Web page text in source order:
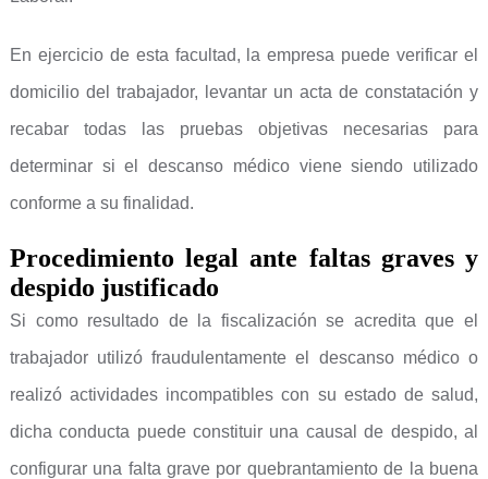
En ejercicio de esta facultad, la empresa puede verificar el
domicilio del trabajador, levantar un acta de constatación y
recabar todas las pruebas objetivas necesarias para
determinar si el descanso médico viene siendo utilizado
conforme a su finalidad.
Procedimiento legal ante faltas graves y
despido justificado
Si como resultado de la fiscalización se acredita que el
trabajador utilizó fraudulentamente el descanso médico o
realizó actividades incompatibles con su estado de salud,
dicha conducta puede constituir una causal de despido, al
configurar una falta grave por quebrantamiento de la buena